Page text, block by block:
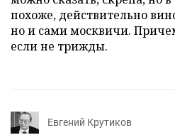
похоже, действительно
но и сами москвичи.
если не трижды.
Евгений Крутиков